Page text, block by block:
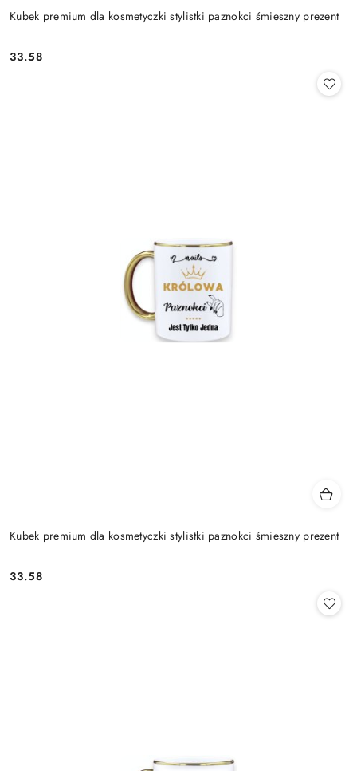
Kubek premium dla kosmetyczki stylistki paznokci śmieszny prezent
Cena:
33.58
Kubek premium dla kosmetyczki stylistki paznokci śmieszny prezent
Cena:
33.58